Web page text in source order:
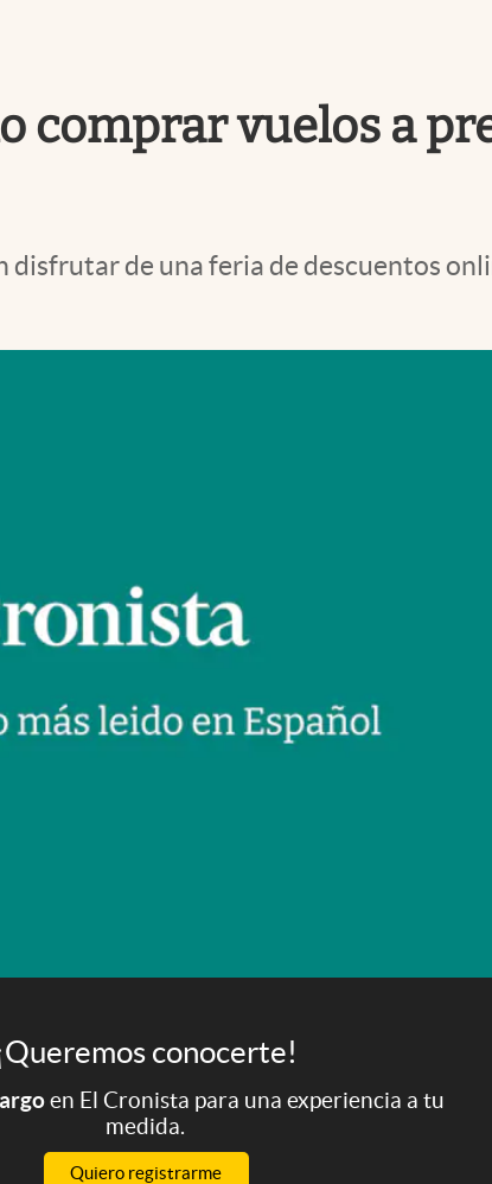
comprar vuelos a
disfrutar de una feria de descuentos
conocerte!
en El Cronista para una experiencia a tu
medida.
Quiero registrarme